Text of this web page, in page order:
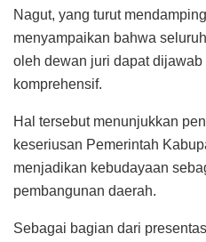
Nagut, yang turut
menyampaikan bahwa
oleh dewan juri dapat
komprehensif.
Hal tersebut menunjukkan
keseriusan Pemerintah
menjadikan kebudayaan
pembangunan daerah.
Sebagai bagian dari